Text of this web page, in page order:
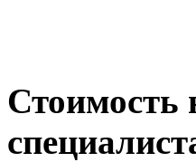
Стоимость